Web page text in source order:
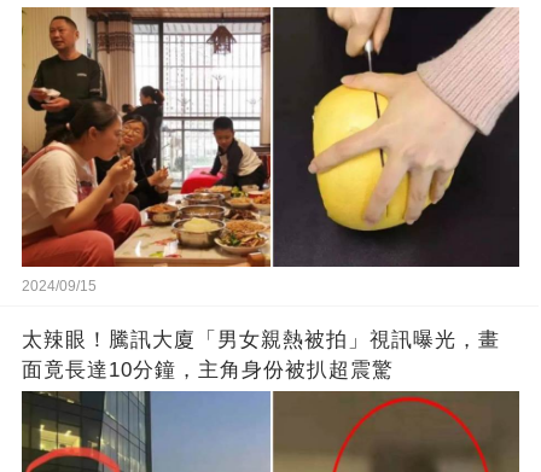
不敢說在當奴隸
2024/09/15
太辣眼！騰訊大廈「男女親熱被拍」視訊曝光，畫
面竟長達10分鐘，主角身份被扒超震驚